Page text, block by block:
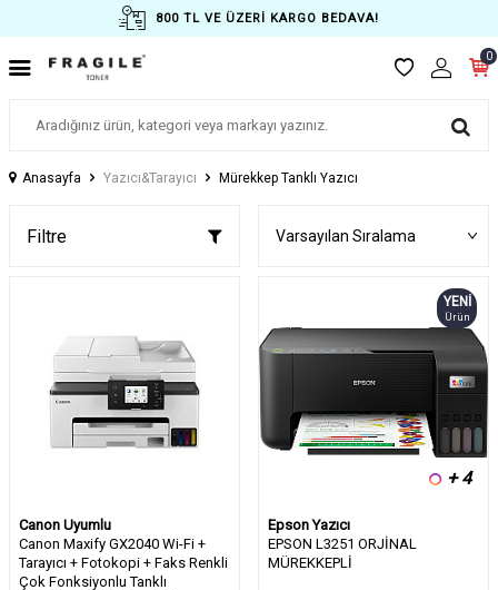
800 TL VE ÜZERİ KARGO BEDAVA!
0
Anasayfa Yazıcı&Tarayıcı Mürekkep Tanklı Yazıcı
Filtre
Canon Uyumlu
Canon Maxify GX2040 Wi-Fi +
Tarayıcı + Fotokopi + Faks Renkli
Çok Fonksiyonlu Tanklı
YENI
Ürün
+ 4
Epson Yazıcı
EPSON L3251 ORJİNAL
MÜREKKEPLİ